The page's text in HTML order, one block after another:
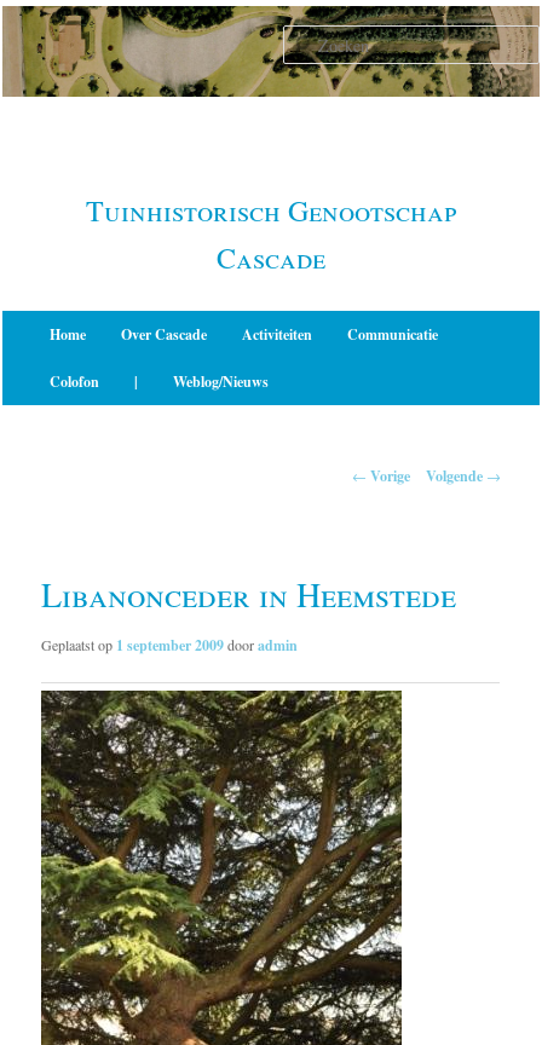
Spring
naar
primaire
Tuinhistorisch Genootschap
Cascade
Home Over Cascade Activiteiten Communicatie
Colofon | Weblog/Nieuws
← Vorige Volgende →
Libanonceder in Heemstede
Geplaatst op 1 september 2009dooradmin